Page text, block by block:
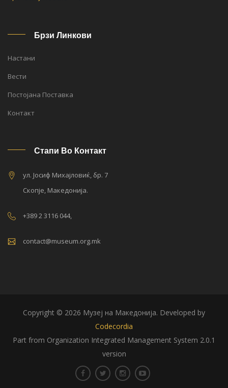
Брзи Линкови
Настани
Вести
Постојана Поставка
Контакт
Стапи Во Контакт
ул. Јосиф Михајловиќ, бр. 7
Скопје, Македонија.
+389 2 3116 044,
contact@museum.org.mk
Copyright © 2026 Музеј на Македонија. Developed by
Codecordia
Part from Organization Integrated Management System 2.0.1
version